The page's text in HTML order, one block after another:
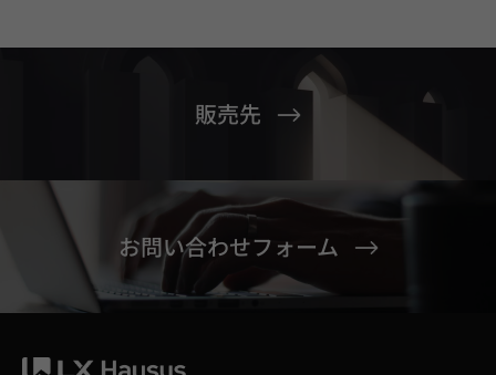
販売先
お問い合わせフォーム